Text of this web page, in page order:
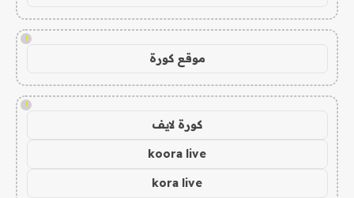
!
موقع كورة
!
كورة لايف
koora live
kora live